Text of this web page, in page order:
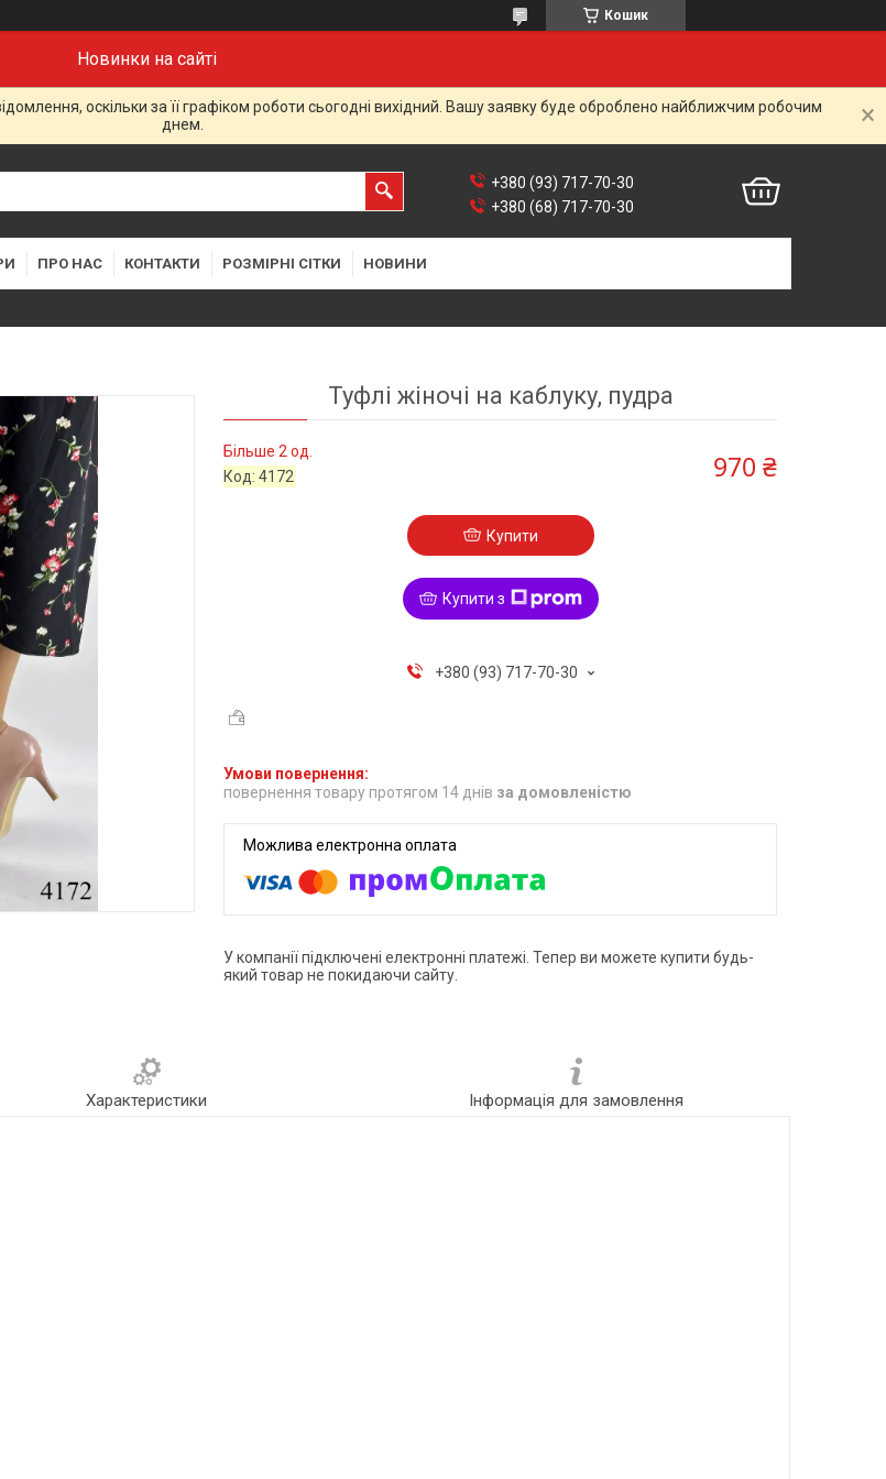
Кошик
Новинки на сайті
оскільки за її графіком роботи сьогодні вихідний. Вашу заявку буде оброблено найближчим робочим
днем.
+380 (93) 717-70-30
+380 (68) 717-70-30
ПРО НАС КОНТАКТИ РОЗМІРНІ СІТКИ НОВИНИ
Туфлі жіночі на каблуку, пудра
Більше 2 од.
Код:4172 970 ₴
Купити
Купити з
+380 (93) 717-70-30
повернення товару протягом 14 днів за домовленістю
У компанії підключені електронні платежі. Тепер ви можете купити будь-
який товар не покидаючи сайту.
Характеристики Інформація для замовлення